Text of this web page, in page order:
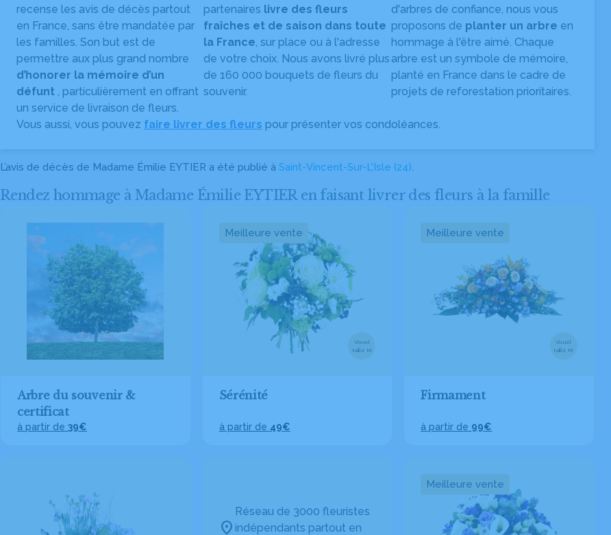
recense les avis de décès partout
en France, sans être mandatée par
les familles. Son but est de
permettre aux plus grand nombre
d’honorer la mémoire d’un
défunt , particulièrement en offrant
un service de livraison de fleurs.
partenaires livre des fleurs
fraîches et de saison dans toute
la France, sur place ou à l'adresse
de votre choix. Nous avons livré plus
de 160 000 bouquets de fleurs du
souvenir.
d'arbres de confiance, nous vous
proposons de planter un arbre en
hommage à l'être aimé. Chaque
arbre est un symbole de mémoire,
planté en France dans le cadre de
projets de reforestation prioritaires.
Vous aussi, vous pouvez faire livrer des fleurs pour présenter vos condoléances.
L’avis de décès de Madame Émilie EYTIER a été publié à Saint-Vincent-Sur-L'Isle (24).
Rendez hommage à Madame Émilie EYTIER en faisant livrer des fleurs à la famille
Réseau de 3000 fleuristes
indépendants partout en
Arbre du souvenir &
certificat
à partir de 39€
Meilleure vente
Visuel
taille M
Sérénité
à partir de 49€
Meilleure vente
Visuel
taille M
Firmament
à partir de 99€
Meilleure vente